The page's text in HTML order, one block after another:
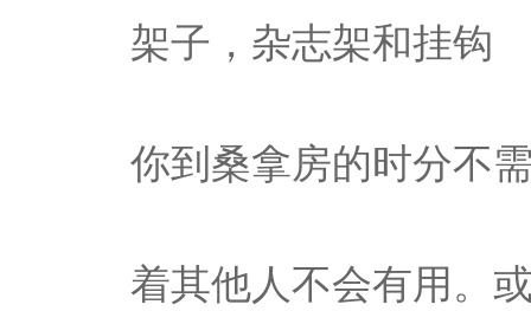
架子，杂志架和挂钩
你到桑拿房的时分不
着其他人不会有用。